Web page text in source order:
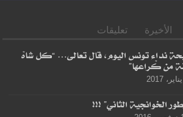
الأخيرة تعليقات
نداء تونس اليوم، قال تعالى… “كل شاهْ
من كْراعها”
الخوانجية الثاني” !!!